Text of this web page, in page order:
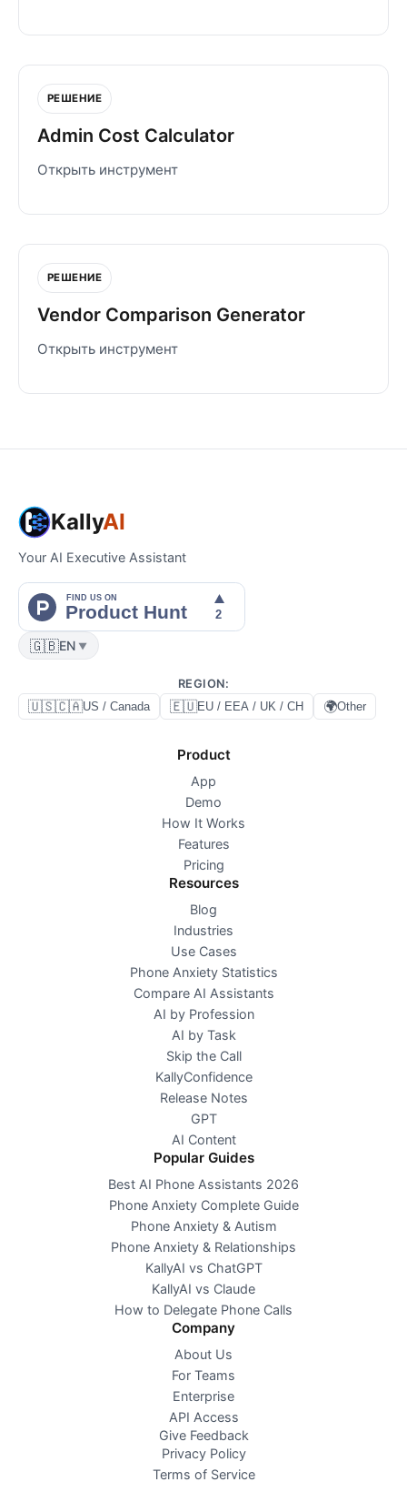
РЕШЕНИЕ
Admin Cost Calculator
Открыть инструмент
РЕШЕНИЕ
Vendor Comparison Generator
Открыть инструмент
KallyAI
Your AI Executive Assistant
🇬🇧EN ▼
REGION:
🇺🇸🇨🇦US / Canada 🇪🇺EU / EEA / UK / CH 🌍Other
Product
App
Demo
How It Works
Features
Pricing
Resources
Blog
Industries
Use Cases
Phone Anxiety Statistics
Compare AI Assistants
AI by Profession
AI by Task
Skip the Call
KallyConfidence
Release Notes
GPT
AI Content
Popular Guides
Best AI Phone Assistants 2026
Phone Anxiety Complete Guide
Phone Anxiety & Autism
Phone Anxiety & Relationships
KallyAI vs ChatGPT
KallyAI vs Claude
How to Delegate Phone Calls
Company
About Us
For Teams
Enterprise
API Access
Give Feedback
Privacy Policy
Terms of Service